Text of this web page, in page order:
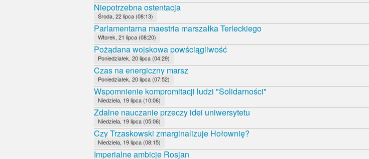
Niepotrzebna ostentacja
Środa, 22 lipca (08:13)
Parlamentarna maestria marszałka Terleckiego
Wtorek, 21 lipca (08:20)
Pożądana wojskowa powściągliwość
Poniedziałek, 20 lipca (04:29)
Czas na energiczny marsz
Poniedziałek, 20 lipca (07:52)
Wspomnienie kompromitacji ludzi "Solidarności"
Niedziela, 19 lipca (10:06)
Zdalne nauczanie przeczy idei uniwersytetu
Niedziela, 19 lipca (05:06)
Czy Trzaskowski zmarginalizuje Hołownię?
Niedziela, 19 lipca (08:15)
Imperialne ambicje Rosjan